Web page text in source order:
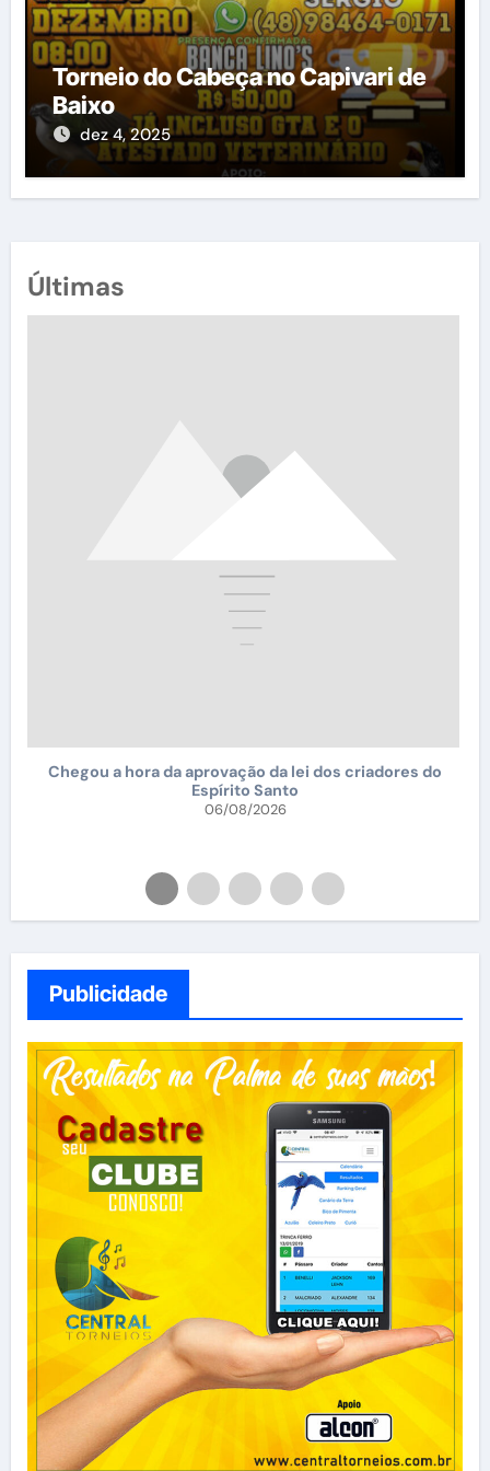
Torneio do Cabeça no Capivari de
Baixo
dez 4, 2025
Últimas
da lei dos criadores do
Publicidade